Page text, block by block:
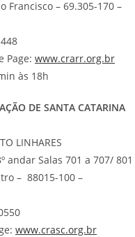
Francisco – 69.305-170 –
Page: www.crarr.org.br
às 18h
DE SANTA CATARINA
LINHARES
andar Salas 701 a 707/ 801
– 88015-100 –
www.crasc.org.br